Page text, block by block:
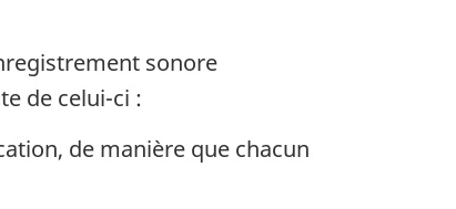
sonore
de celui-ci :
de manière que chacun